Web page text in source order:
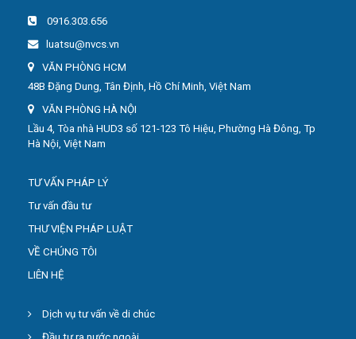
0916.303.656
luatsu@nvcs.vn
VĂN PHÒNG HCM
48B Đặng Dung, Tân Định, Hồ Chí Minh, Việt Nam
VĂN PHÒNG HÀ NỘI
Lầu 4, Tòa nhà HUD3 số 121-123 Tô Hiệu, Phường Hà Đông, Tp
Hà Nội, Việt Nam
TƯ VẤN PHÁP LÝ
Tư vấn đầu tư
THƯ VIỆN PHÁP LUẬT
VỀ CHÚNG TÔI
LIÊN HỆ
Dịch vụ tư vấn về di chúc